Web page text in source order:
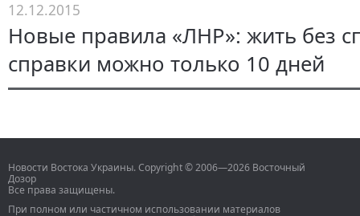
12.12.2015
Новые правила «ЛНР»: жить без
справки можно только 10 дней
Новости Востока Украины. Copyright © 2006—2026 Восточный
Дозор
Все права защищены.
При полном или частичном использовании материалов